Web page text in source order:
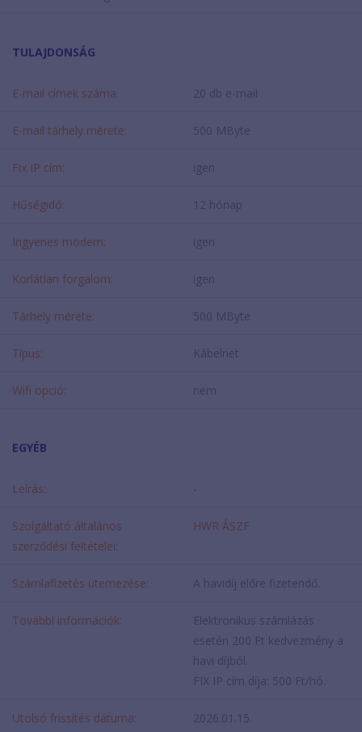
TULAJDONSÁG
E-mail címek száma: 20 db e-mail
E-mail tárhely mérete: 500 MByte
Fix IP cím: igen
Hűségidő: 12 hónap
Ingyenes modem: igen
Korlátlan forgalom: igen
Tárhely mérete: 500 MByte
Típus: Kábelnet
Wifi opció: nem
EGYÉB
Leírás: -
Szolgáltató általános
szerződési feltételei:
HWR ÁSZF
Számlafizetés ütemezése: A havidíj előre fizetendő.
További információk:
Elektronikus számlázás
esetén 200 Ft kedvezmény a
havi díjból.
FIX IP cím díja: 500 Ft/hó.
Utolsó frissítés dátuma: 2026.01.15.